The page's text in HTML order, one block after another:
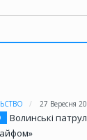
27 Вересня
Волинські